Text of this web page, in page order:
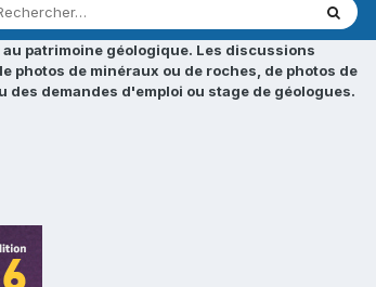
patrimoine géologique. Les discussions
photos de minéraux ou de roches, de photos de
demandes d'emploi ou stage de géologues.